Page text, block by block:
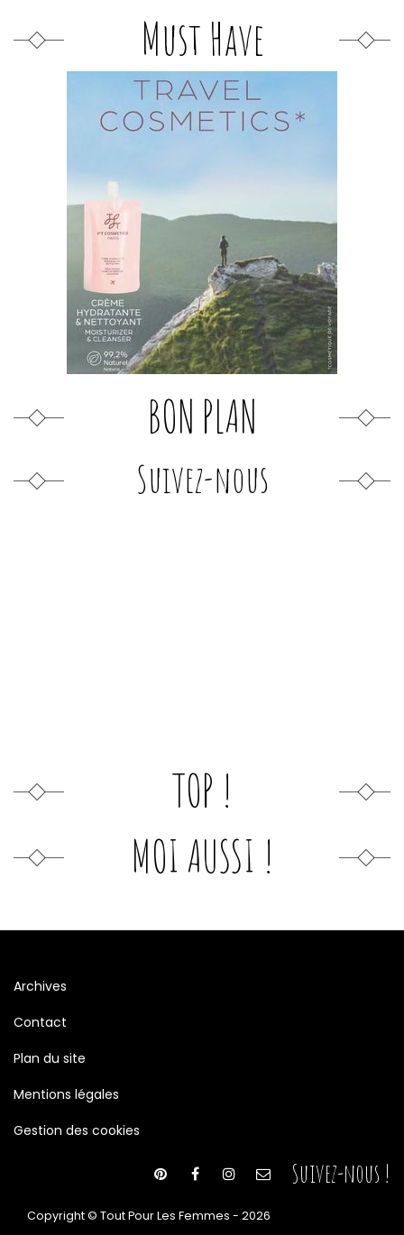
Must Have
BON PLAN
Suivez-nous
TOP !
MOI AUSSI !
Archives
Contact
Plan du site
Mentions légales
Gestion des cookies
Suivez-nous !
Copyright © Tout Pour Les Femmes - 2026